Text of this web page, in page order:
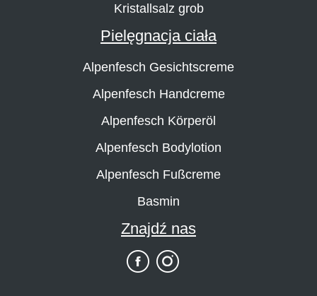
Kristallsalz grob
Pielęgnacja ciała
Alpenfesch Gesichtscreme
Alpenfesch Handcreme
Alpenfesch Körperöl
Alpenfesch Bodylotion
Alpenfesch Fußcreme
Basmin
Znajdź nas